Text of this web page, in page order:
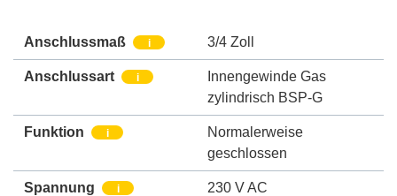
Anschlussmaß i 3/4 Zoll
Anschlussart i
Innengewinde Gas
zylindrisch BSP-G
Funktion i
Normalerweise
geschlossen
Spannung i 230 V AC